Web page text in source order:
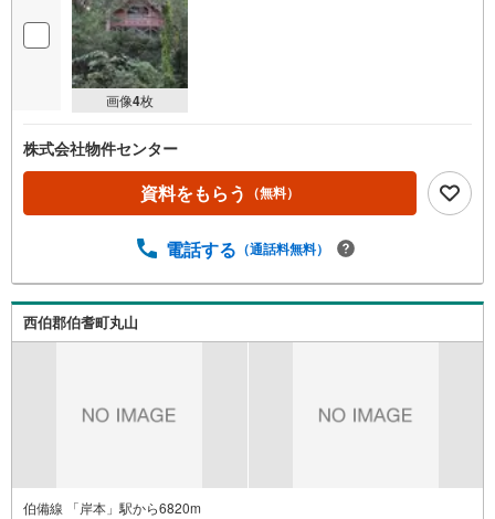
画像4枚
株式会社物件センター
資料をもらう （無料）
電話する （通話料無料）
西伯郡伯耆町丸山
伯備線 「岸本」駅から6820m